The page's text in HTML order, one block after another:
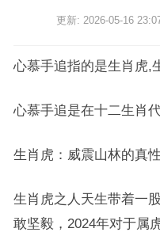
更新: 2026-05-16
心慕手追指的是生肖虎,
心慕手追是在十二生肖
生肖虎：威震山林的真
生肖虎之人天生带着一
敢坚毅，2024年对于属